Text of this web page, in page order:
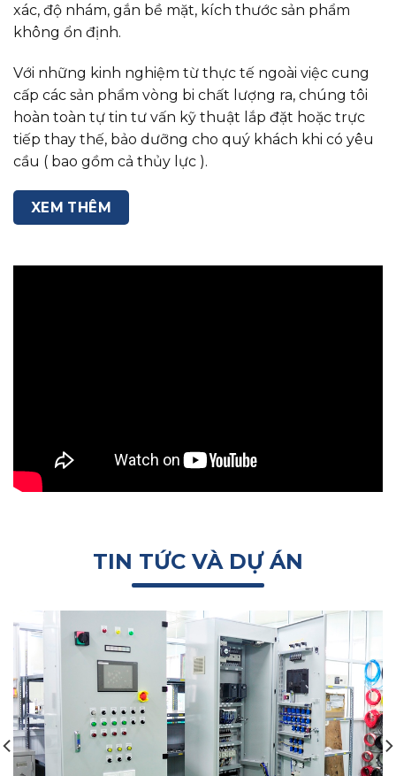
xác, độ nhám, gắn bề mặt, kích thước sản phẩm
không ổn định.
Với những kinh nghiệm từ thực tế ngoài việc cung
cấp các sản phẩm vòng bi chất lượng ra, chúng tôi
hoàn toàn tự tin tư vấn kỹ thuật lắp đặt hoặc trực
tiếp thay thế, bảo dưỡng cho quý khách khi có yêu
cầu ( bao gồm cả thủy lực ).
XEM THÊM
TIN TỨC VÀ DỰ ÁN